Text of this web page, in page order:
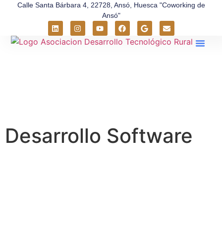
Calle Santa Bárbara 4, 22728, Ansó, Huesca "Coworking de
Ansó"
Desarrollo Software